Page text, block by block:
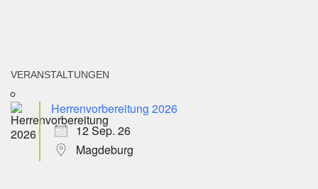
VERANSTALTUNGEN
Herrenvorbereitung 2026
12 Sep. 26
Magdeburg